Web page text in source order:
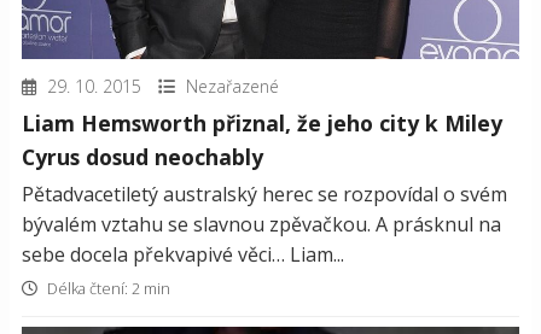
29. 10. 2015 Nezařazené
Liam Hemsworth přiznal, že jeho city k Miley
Cyrus dosud neochably
Pětadvacetiletý australský herec se rozpovídal o svém
bývalém vztahu se slavnou zpěvačkou. A prásknul na
sebe docela překvapivé věci… Liam...
Délka čtení: 2 min